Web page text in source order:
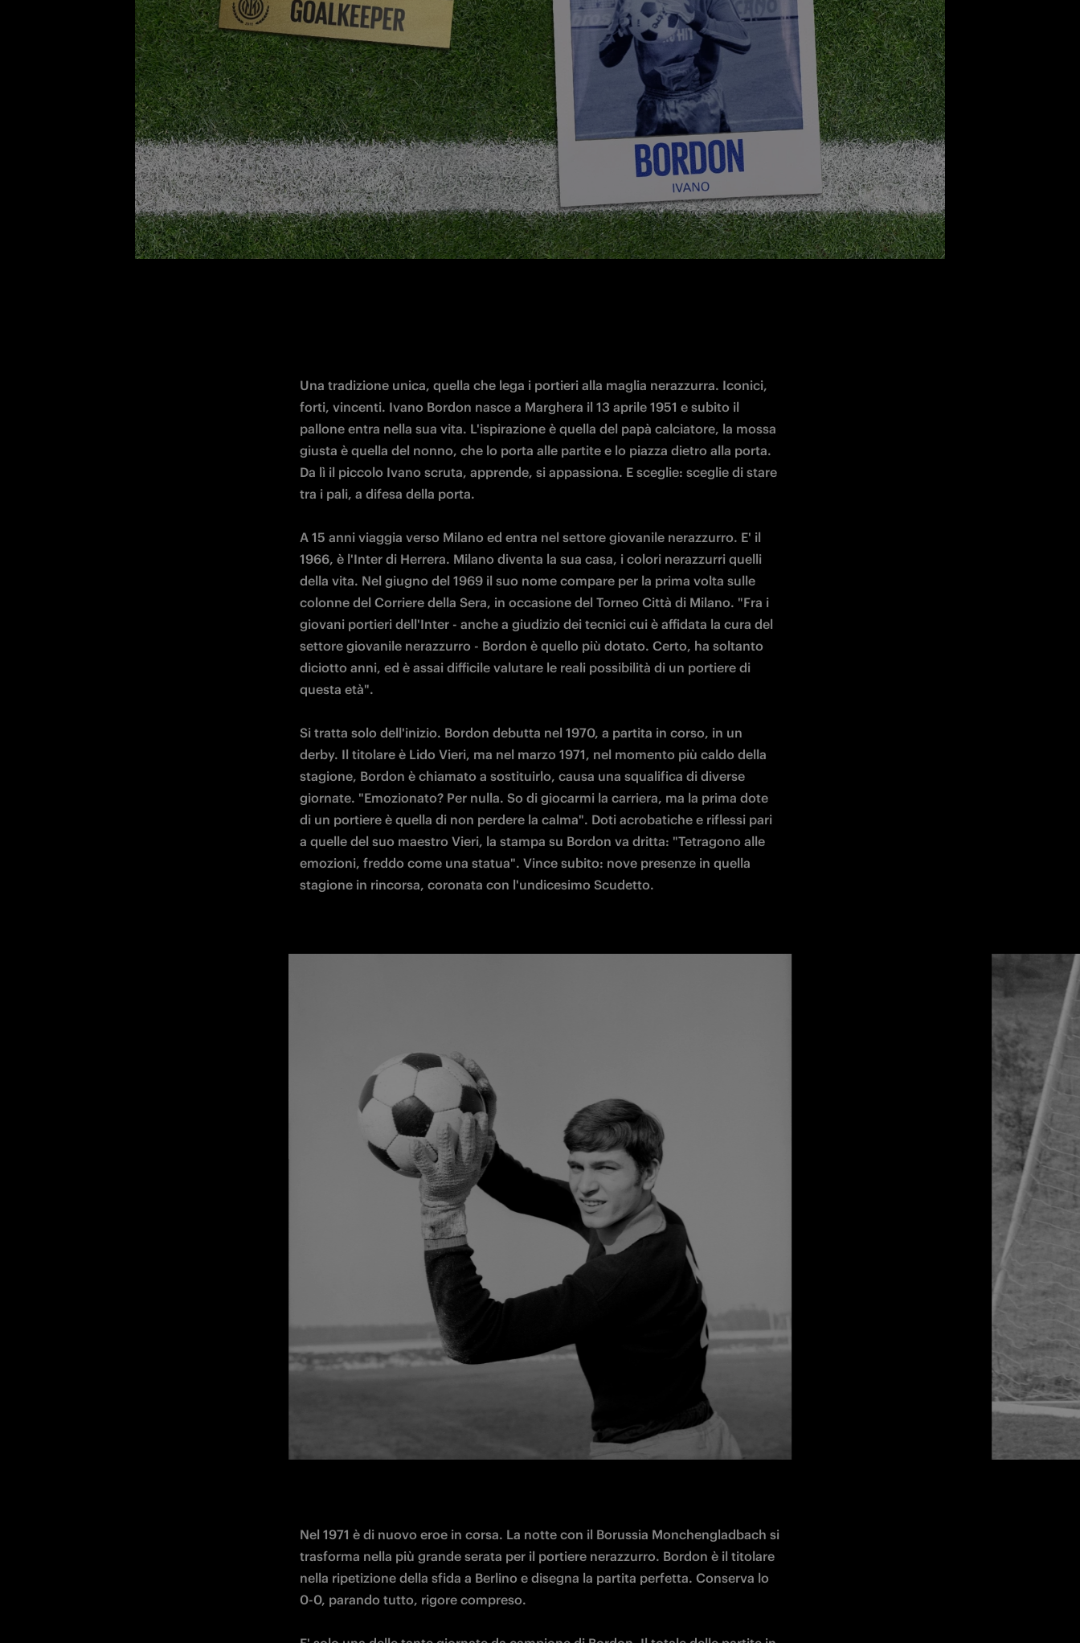
Una tradizione unica, quella che lega i portieri alla maglia nerazzurra. Iconici,
forti, vincenti. Ivano Bordon nasce a Marghera il 13 aprile 1951 e subito il
pallone entra nella sua vita. L'ispirazione è quella del papà calciatore, la mossa
giusta è quella del nonno, che lo porta alle partite e lo piazza dietro alla porta.
Da lì il piccolo Ivano scruta, apprende, si appassiona. E sceglie: sceglie di stare
tra i pali, a difesa della porta.
A 15 anni viaggia verso Milano ed entra nel settore giovanile nerazzurro. E' il
1966, è l'Inter di Herrera. Milano diventa la sua casa, i colori nerazzurri quelli
della vita. Nel giugno del 1969 il suo nome compare per la prima volta sulle
colonne del Corriere della Sera, in occasione del Torneo Città di Milano. "Fra i
giovani portieri dell'Inter - anche a giudizio dei tecnici cui è affidata la cura del
settore giovanile nerazzurro - Bordon è quello più dotato. Certo, ha soltanto
diciotto anni, ed è assai difficile valutare le reali possibilità di un portiere di
questa età".
Si tratta solo dell'inizio. Bordon debutta nel 1970, a partita in corso, in un
derby. Il titolare è Lido Vieri, ma nel marzo 1971, nel momento più caldo della
stagione, Bordon è chiamato a sostituirlo, causa una squalifica di diverse
giornate. "Emozionato? Per nulla. So di giocarmi la carriera, ma la prima dote
di un portiere è quella di non perdere la calma". Doti acrobatiche e riflessi pari
a quelle del suo maestro Vieri, la stampa su Bordon va dritta: "Tetragono alle
emozioni, freddo come una statua". Vince subito: nove presenze in quella
Nel 1971 è di nuovo eroe in corsa. La notte con il Borussia Monchengladbach si
trasforma nella più grande serata per il portiere nerazzurro. Bordon è il titolare
nella ripetizione della sfida a Berlino e disegna la partita perfetta. Conserva lo
0-0, parando tutto, rigore compreso.